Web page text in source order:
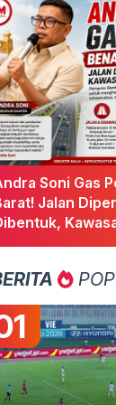
Soni Gas
Jalan